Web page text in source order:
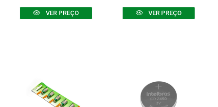
VER PREÇO VER PREÇO